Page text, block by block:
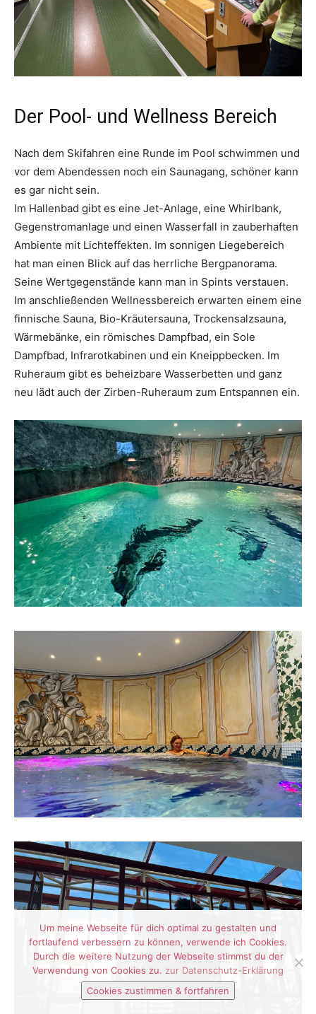
Der Pool- und Wellness Bereich
Nach dem Skifahren eine Runde im Pool schwimmen und
vor dem Abendessen noch ein Saunagang, schöner kann
es gar nicht sein.
Im Hallenbad gibt es eine Jet-Anlage, eine Whirlbank,
Gegenstromanlage und einen Wasserfall in zauberhaften
Ambiente mit Lichteffekten. Im sonnigen Liegebereich
hat man einen Blick auf das herrliche Bergpanorama.
Seine Wertgegenstände kann man in Spints verstauen.
Im anschließenden Wellnessbereich erwarten einem eine
finnische Sauna, Bio-Kräutersauna, Trockensalzsauna,
Wärmebänke, ein römisches Dampfbad, ein Sole
Dampfbad, Infrarotkabinen und ein Kneippbecken. Im
Ruheraum gibt es beheizbare Wasserbetten und ganz
neu lädt auch der Zirben-Ruheraum zum Entspannen ein.
Um meine Webseite für dich optimal zu gestalten und
fortlaufend verbessern zu können, verwende ich Cookies.
Durch die weitere Nutzung der Webseite stimmst du der
Verwendung von Cookies zu. zur Datenschutz-Erklärung
Cookies zustimmen & fortfahren